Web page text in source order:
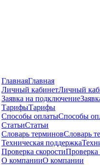
ГлавнаяГлавная
Личный кабинетЛичный
Заявка на подключение
ТарифыТарифы
Способы оплатыСпособы
СтатьиСтатьи
Словарь терминовСловарь
Техническая поддержка
Проверка скоростиПроверка
О компанииО компании